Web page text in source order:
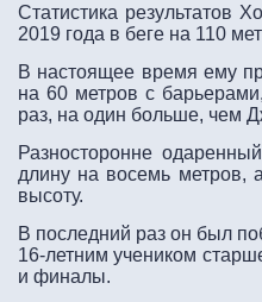
Статистика результатов
2019 года в беге на 110
В настоящее время ему
на 60 метров с
раз, на один больше, чем
Разносторонне
длину на восемь метров,
высоту.
В последний раз он был
16-летним учеником
и финалы.